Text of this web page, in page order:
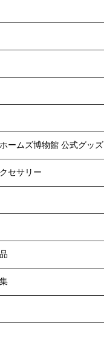
ームズ博物館 公式グッズ
セサリー